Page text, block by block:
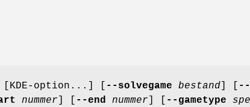
option...] [ --solvegame bestand
--
nummer --end nummer --gametype